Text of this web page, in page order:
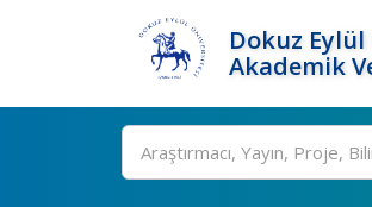
Dokuz
Akademik
Ara